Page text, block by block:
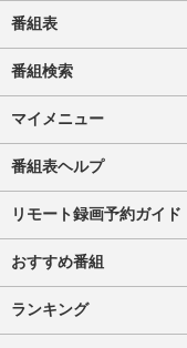
番組表
番組検索
マイメニュー
番組表ヘルプ
リモート録画予約ガイド
おすすめ番組
ランキング